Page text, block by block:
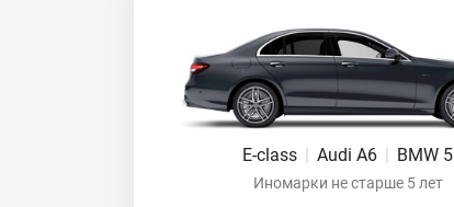
E-class | Audi A6 | BMW 5
Иномарки не старше 5 лет